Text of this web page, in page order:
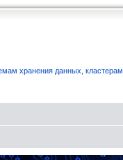
хранения данных, кластерам,